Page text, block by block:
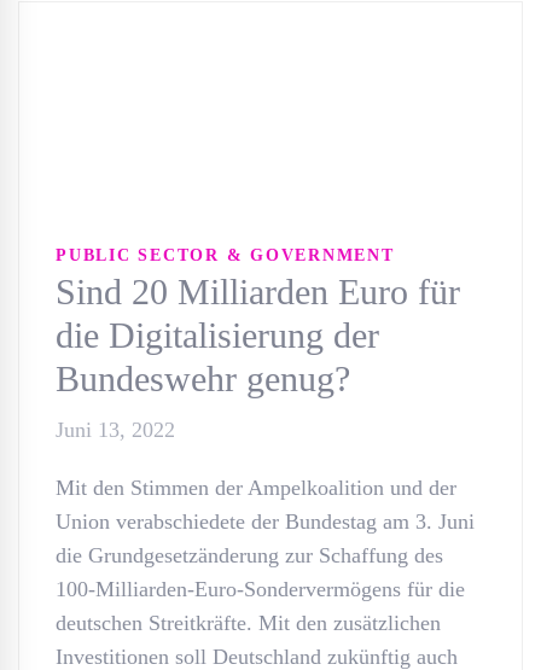
PUBLIC SECTOR & GOVERNMENT
Sind 20 Milliarden Euro für
die Digitalisierung der
Bundeswehr genug?
Juni 13, 2022
Mit den Stimmen der Ampelkoalition und der
Union verabschiedete der Bundestag am 3. Juni
die Grundgesetzänderung zur Schaffung des
100-Milliarden-Euro-Sondervermögens für die
deutschen Streitkräfte. Mit den zusätzlichen
Investitionen soll Deutschland zukünftig auch